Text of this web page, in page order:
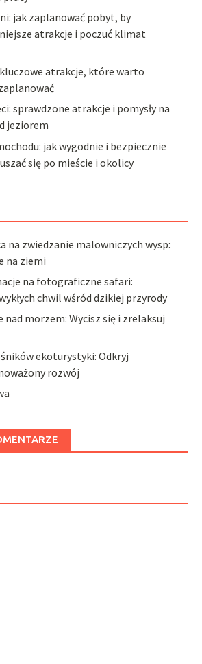
jak zaplanować pobyt, by
atrakcje i poczuć klimat
kluczowe atrakcje, które warto
sprawdzone atrakcje i pomysły na
jeziorem
jak wygodnie i bezpiecznie
się po mieście i okolicy
na zwiedzanie malowniczych wysp:
na ziemi
na fotograficzne safari:
chwil wśród dzikiej przyrody
nad morzem: Wycisz się i zrelaksuj
ekoturystyki: Odkryj
rozwój